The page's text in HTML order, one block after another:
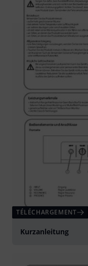
TÉLÉCHARGEMENT
Kurzanleitung